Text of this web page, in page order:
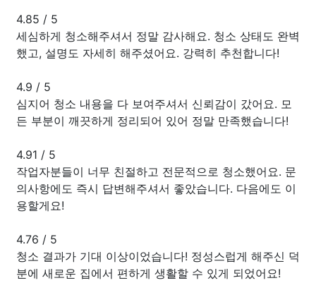
4.85 / 5
세심하게 청소해주셔서 정말 감사해요. 청소 상태도 완벽
했고, 설명도 자세히 해주셨어요. 강력히 추천합니다!
4.9 / 5
심지어 청소 내용을 다 보여주셔서 신뢰감이 갔어요. 모
든 부분이 깨끗하게 정리되어 있어 정말 만족했습니다!
4.91 / 5
작업자분들이 너무 친절하고 전문적으로 청소했어요. 문
의사항에도 즉시 답변해주셔서 좋았습니다. 다음에도 이
용할게요!
4.76 / 5
청소 결과가 기대 이상이었습니다! 정성스럽게 해주신 덕
분에 새로운 집에서 편하게 생활할 수 있게 되었어요!